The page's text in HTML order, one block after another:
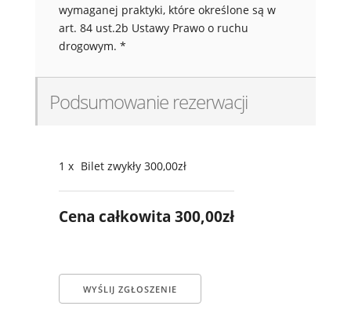
wymaganej praktyki, które określone są w
art. 84 ust.2b Ustawy Prawo o ruchu
drogowym. *
Podsumowanie rezerwacji
1 x Bilet zwykły 300,00zł
Cena całkowita 300,00zł